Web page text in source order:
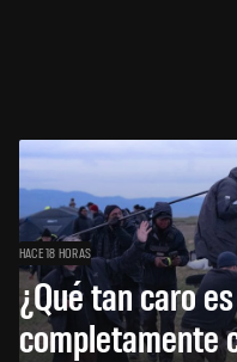
HACE 18 HORAS
¿Qué tan caro
completamente